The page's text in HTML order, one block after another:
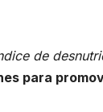
de
para